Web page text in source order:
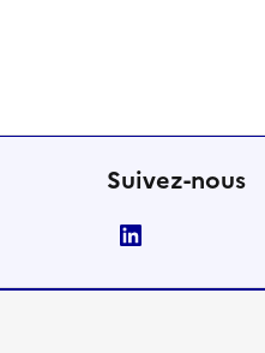
Suivez-nous